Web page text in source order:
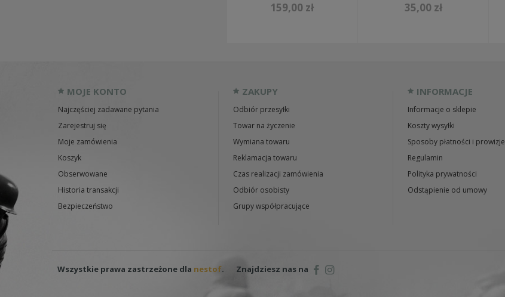
159,00 zł 35,00 zł
MOJE KONTO
Najczęściej zadawane pytania
Zarejestruj się
Moje zamówienia
Koszyk
Obserwowane
Historia transakcji
Bezpieczeństwo
ZAKUPY
Odbiór przesyłki
Towar na życzenie
Wymiana towaru
Reklamacja towaru
Czas realizacji zamówienia
Odbiór osobisty
Grupy współpracujące
INFORMACJE
Informacje o sklepie
Koszty wysyłki
Sposoby płatności i prowizje
Regulamin
Polityka prywatności
Odstąpienie od umowy
Wszystkie prawa zastrzeżone dla nestof. Znajdziesz nas na